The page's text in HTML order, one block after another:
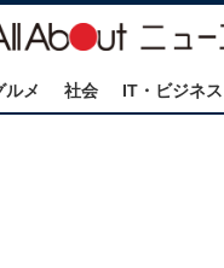
ルメ 社会 IT・ビジネス